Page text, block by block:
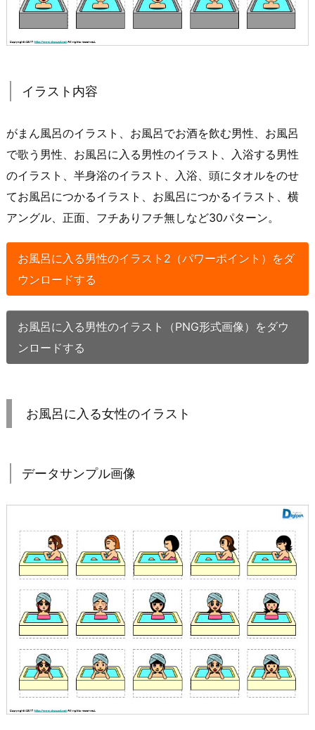
イラスト内容
がまん風呂のイラスト、お風呂でお酒を飲む男性、お風呂
で歌う男性、お風呂に入る男性のイラスト、入浴する男性
のイラスト、半身浴のイラスト、入浴、頭にタオルをのせ
てお風呂につかるイラスト、お風呂につかるイラスト、横
アングル、正面、フチありフチ無しなど30パターン。
お風呂に入る男性のイラスト2（パワーポイント）をダ
ウンロードする
お風呂に入る男性のイラスト（PNG形式画像）をダウ
ンロードする
お風呂に入る女性のイラスト
データサンプル画像